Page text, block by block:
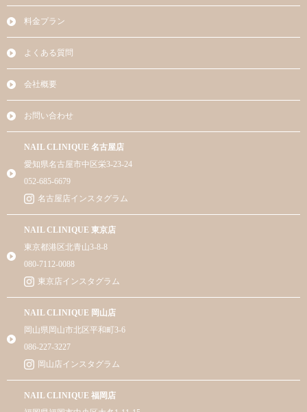
料金プラン
よくある質問
会社概要
お問い合わせ
NAIL CLINIQUE 名古屋店
愛知県名古屋市中区栄3-23-24
052-685-6679
名古屋店インスタグラム
NAIL CLINIQUE 東京店
東京都港区北青山3-8-8
080-7112-0088
東京店インスタグラム
NAIL CLINIQUE 岡山店
岡山県岡山市北区平和町3-6
086-227-3227
岡山店インスタグラム
NAIL CLINIQUE 福岡店